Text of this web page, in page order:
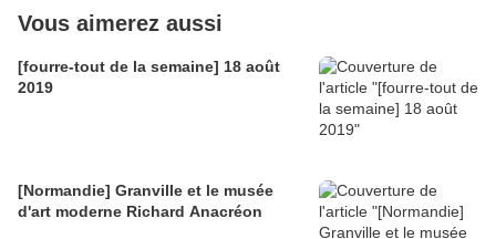
Vous aimerez aussi
[fourre-tout de la semaine] 18 août
2019
[Normandie] Granville et le musée
d'art moderne Richard Anacréon